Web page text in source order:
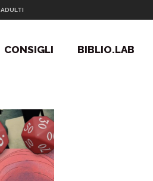
ADULTI
CONSIGLI BIBLIO.LAB